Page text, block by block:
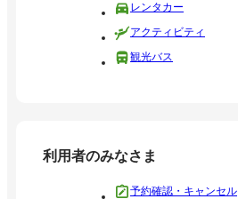
レンタカー
アクティビティ
観光バス
利用者のみなさま
予約確認・キャンセル